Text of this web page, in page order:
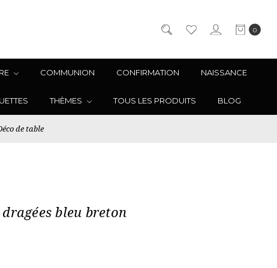
0
COMMUNION CONFIRMATION NAISSANCE
THÈMES TOUS LES PRODUITS BLOG
de table
bleu breton